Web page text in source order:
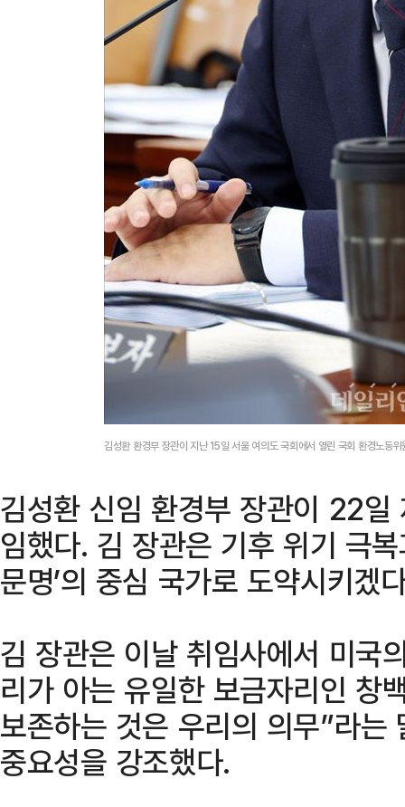
김성환 환경부 장관이 지난 15일 서울 여의도 국회에서 열린 국회 환경노
김성환 신임 환경부 장관이 22
임했다. 김 장관은 기후 위기 극
문명’의 중심 국가로 도약시키겠
김 장관은 이날 취임사에서 미국
리가 아는 유일한 보금자리인 창
보존하는 것은 우리의 의무”라
중요성을 강조했다.